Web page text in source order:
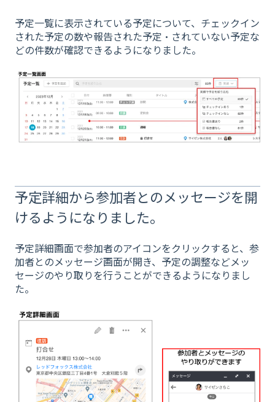
予定一覧に表示されている予定について、チェックイン
された予定の数や報告された予定・されていない予定な
どの件数が確認できるようになりました。
予定詳細から参加者とのメッセージを開
けるようになりました。
予定詳細画面で参加者のアイコンをクリックすると、参
加者とのメッセージ画面が開き、予定の調整などメッ
セージのやり取りを行うことができるようになりまし
た。